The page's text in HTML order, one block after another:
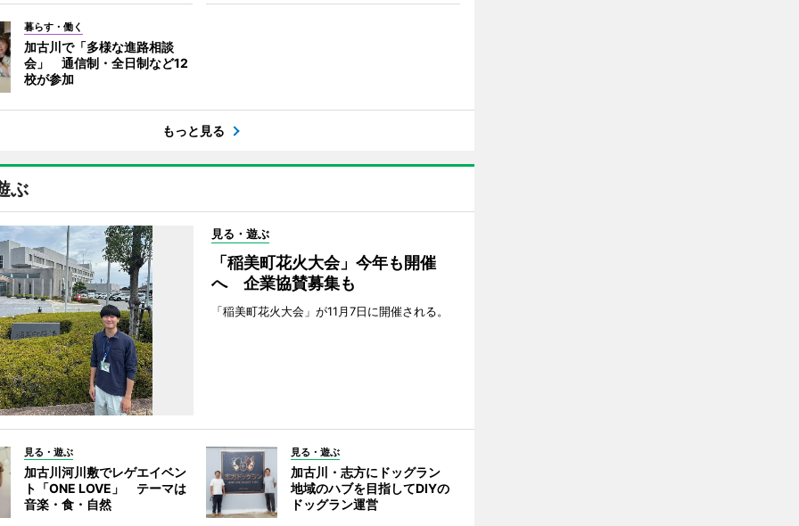
暮らす・働く
加古川で「多様な進路相談
会」 通信制・全日制など12
校が参加
もっと見る
ぶ
見る・遊ぶ
「稲美町花火大会」今年も開催
へ 企業協賛募集も
「稲美町花火大会」が11月7日に開催される。
見る・遊ぶ
加古川河川敷でレゲエイベン
ト「ONE LOVE」 テーマは
音楽・食・自然
見る・遊ぶ
加古川・志方にドッグラン
地域のハブを目指してDIYの
ドッグラン運営